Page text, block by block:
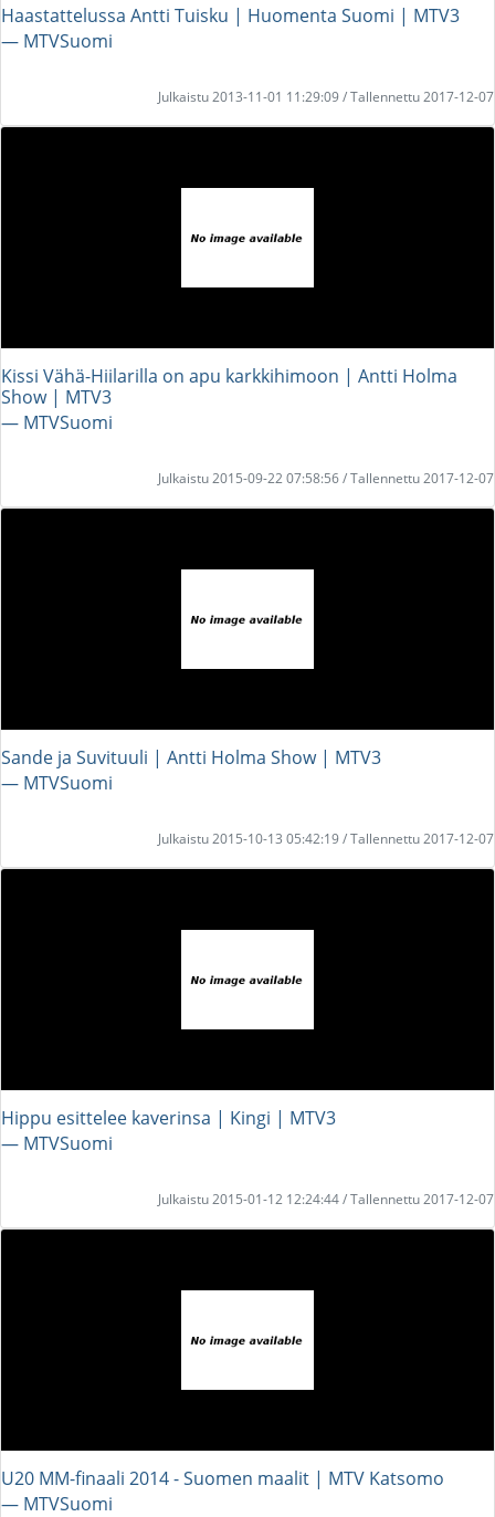
Haastattelussa Antti Tuisku | Huomenta Suomi | MTV3
― MTVSuomi
Julkaistu 2013-11-01 11:29:09 / Tallennettu 2017-12-07
Kissi Vähä-Hiilarilla on apu karkkihimoon | Antti Holma
Show | MTV3
― MTVSuomi
Julkaistu 2015-09-22 07:58:56 / Tallennettu 2017-12-07
Sande ja Suvituuli | Antti Holma Show | MTV3
― MTVSuomi
Julkaistu 2015-10-13 05:42:19 / Tallennettu 2017-12-07
Hippu esittelee kaverinsa | Kingi | MTV3
― MTVSuomi
Julkaistu 2015-01-12 12:24:44 / Tallennettu 2017-12-07
U20 MM-finaali 2014 - Suomen maalit | MTV Katsomo
― MTVSuomi